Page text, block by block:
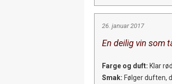
26. januar 2017
En deilig vin som
Farge og duft: Klar
Smak: Følger duften,